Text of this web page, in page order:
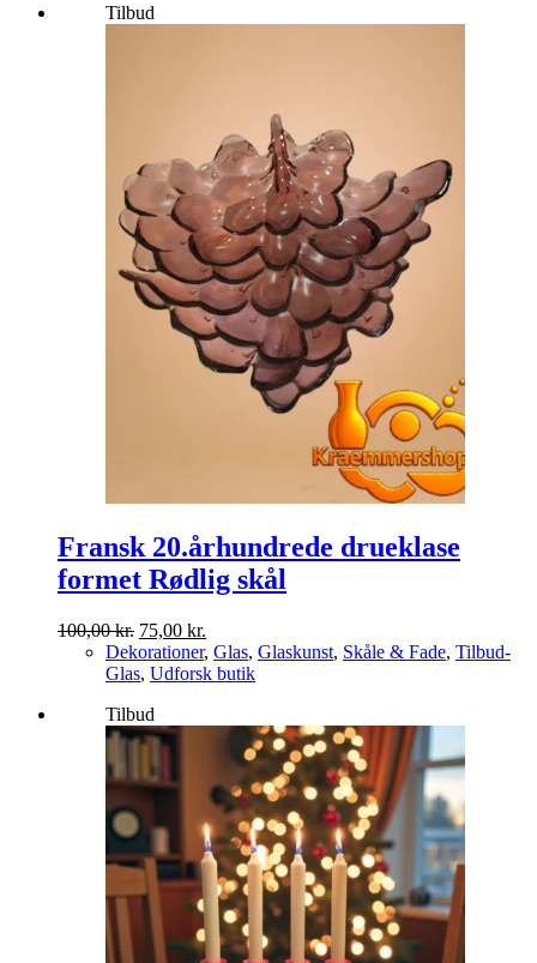
100,00 kr..
Tilbud
Fransk 20.århundrede drueklase
formet Rødlig skål
100,00kr. Den
oprindelige
pris
100,00 kr..
75,00 kr.
aktuelle
pris
Dekorationer, Glas, Glaskunst, Skåle & Fade, Tilbud-
Glas, Udforsk butik
Tilbud